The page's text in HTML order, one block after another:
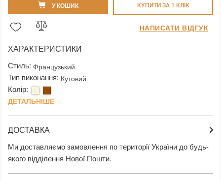
У КОШИК КУПИТИ ЗА 1 КЛIК
ХАРАКТЕРИСТИКИ
Стиль: Французький
Тип виконання: Кутовий
Колір:
ДЕТАЛЬНІШЕ
ДОСТАВКА
Ми доставляємо замовлення по території України до будь-
якого відділення Нової Пошти.
НАПИСАТИ ВІДГУК